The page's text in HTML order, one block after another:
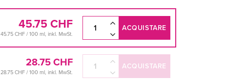
45.75 CHF
45.75 CHF / 100 ml, inkl. MwSt.
ACQUISTARE
28.75 CHF
28.75 CHF / 100 ml, inkl. MwSt.
ACQUISTARE